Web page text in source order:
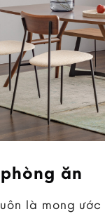
ăn
là mong